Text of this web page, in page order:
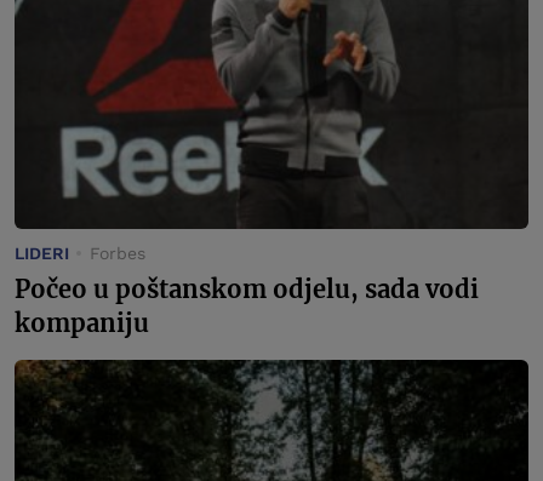
LIDERI Forbes
Počeo u poštanskom odjelu, sada vodi
kompaniju